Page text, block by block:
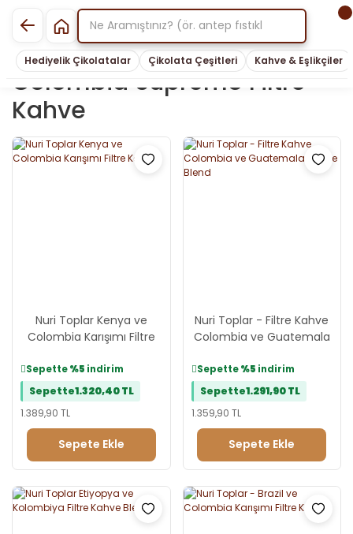
Hediyelik Çikolatalar Çikolata Çeşitleri Kahve & Eşlikçiler
Colombia Supremo Filtre
Kahve
Nuri Toplar Kenya ve
Colombia Karışımı Filtre
Sepette%5 indirim
Sepette1.320,40 TL
1.389,90 TL
Sepete Ekle
Nuri Toplar - Filtre Kahve
Colombia ve Guatemala
Sepette%5 indirim
Sepette1.291,90 TL
1.359,90 TL
Sepete Ekle